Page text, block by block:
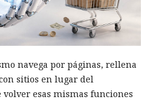
navega por páginas, rellena
sitios en lugar del
esas mismas funciones